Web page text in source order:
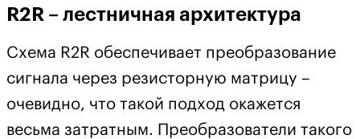
R2R – лестничная архитектура
Схема R2R обеспечивает преобразование
сигнала через резисторную матрицу –
очевидно, что такой подход окажется
весьма затратным. Преобразователи такого